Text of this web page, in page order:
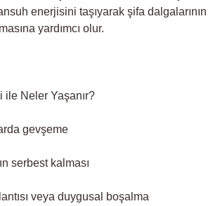
enerjisini taşıyarak şifa dalgalarının
yardımcı olur.
ile Neler Yaşanır?
gevşeme
serbest kalması
veya duygusal boşalma